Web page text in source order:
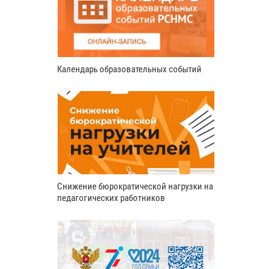
Календарь образовательных событий
Снижение бюрократической нагрузки на
педагогических работников